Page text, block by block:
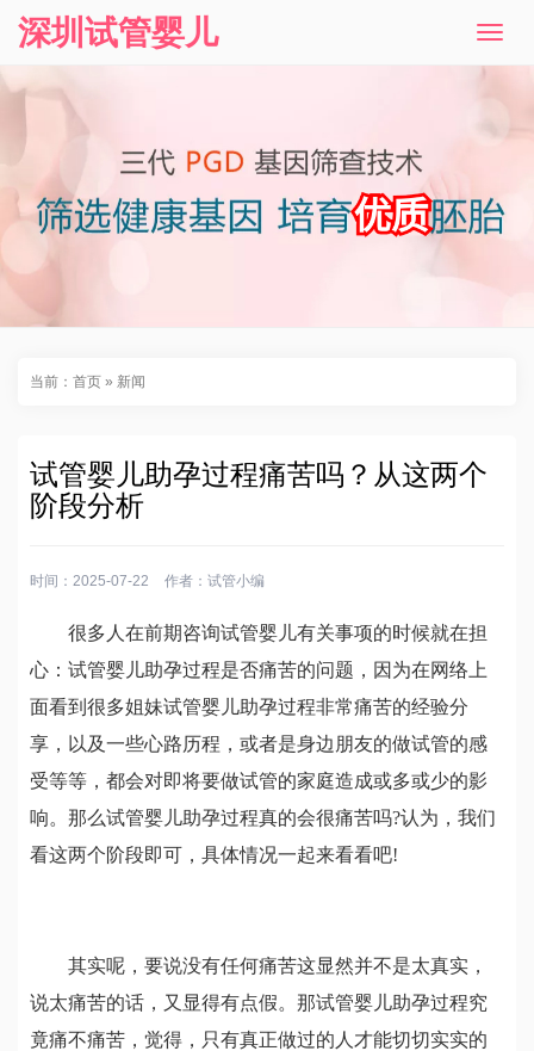
T
v
i
g
深圳试管婴儿
当前： 首页 » 新闻
试管婴儿助孕过程痛苦吗？从这两个
阶段分析
时间：2025-07-22 作者： 试管小编
很多人在前期咨询试管婴儿有关事项的时候就在担
心：试管婴儿助孕过程是否痛苦的问题，因为在网络上
面看到很多姐妹试管婴儿助孕过程非常痛苦的经验分
享，以及一些心路历程，或者是身边朋友的做试管的感
受等等，都会对即将要做试管的家庭造成或多或少的影
响。那么试管婴儿助孕过程真的会很痛苦吗?认为，我们
看这两个阶段即可，具体情况一起来看看吧!
其实呢，要说没有任何痛苦这显然并不是太真实，
说太痛苦的话，又显得有点假。那试管婴儿助孕过程究
竟痛不痛苦，觉得，只有真正做过的人才能切切实实的